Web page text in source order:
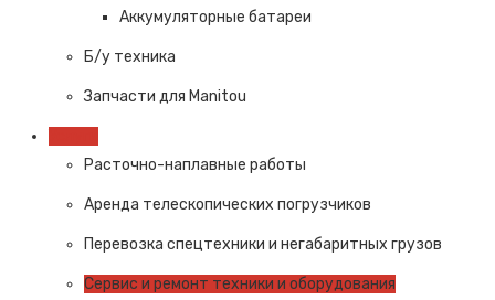
Аккумуляторные батареи
Б/у техника
Запчасти для Manitou
Расточно-наплавные работы
Аренда телескопических погрузчиков
Перевозка спецтехники и негабаритных грузов
Сервис и ремонт техники и оборудования